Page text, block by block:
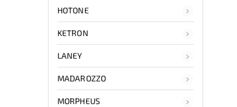
HOTONE
KETRON
LANEY
MADAROZZO
MORPHEUS